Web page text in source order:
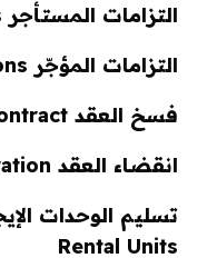
التزامات المستأجر Tenant’s Obligations
التزامات المؤجّر Lessor`s Obligations
فسخ العقد Termination of Contract
انقضاء العقد Contract Expiration
Rental Units